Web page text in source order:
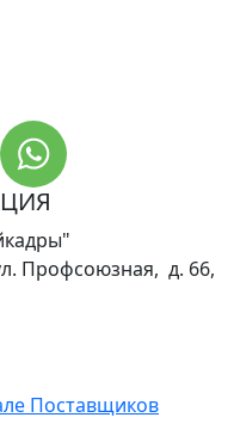
Профсоюзная, д. 66,